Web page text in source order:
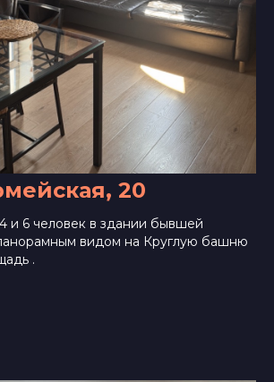
20
и 6 человек в здании бывшей
видом на Круглую башню
.